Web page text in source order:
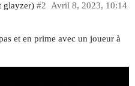
glayzer) Avril 8, 2023, 10:14
#2
et en prime avec un joueur à